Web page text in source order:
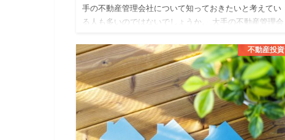
手の不動産管理会社について知っておきたいと考えてい
る人も多いのではないでしょうか。 大手の不動産管理会
ービスを期待する事…
不動産投資